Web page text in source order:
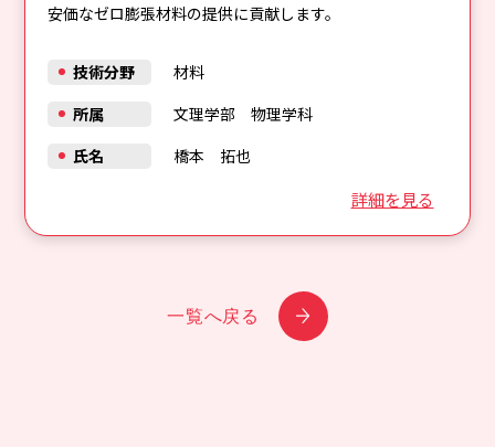
安価なゼロ膨張材料の提供に貢献します。
詳細を見る
技術分野
材料
所属
文理学部 物理学科
氏名
橋本 拓也
一覧へ戻る